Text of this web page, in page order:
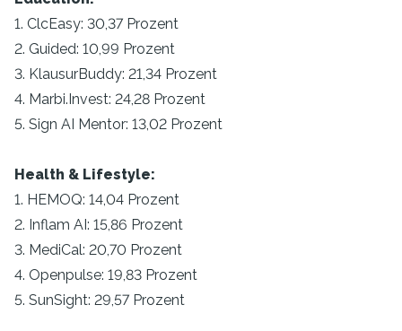
1. ClcEasy: 30,37 Prozent
2. Guided: 10,99 Prozent
3. KlausurBuddy: 21,34 Prozent
4. Marbi.Invest: 24,28 Prozent
5. Sign AI Mentor: 13,02 Prozent
Health & Lifestyle:
1. HEMOQ: 14,04 Prozent
2. Inflam AI: 15,86 Prozent
3. MediCal: 20,70 Prozent
4. Openpulse: 19,83 Prozent
5. SunSight: 29,57 Prozent